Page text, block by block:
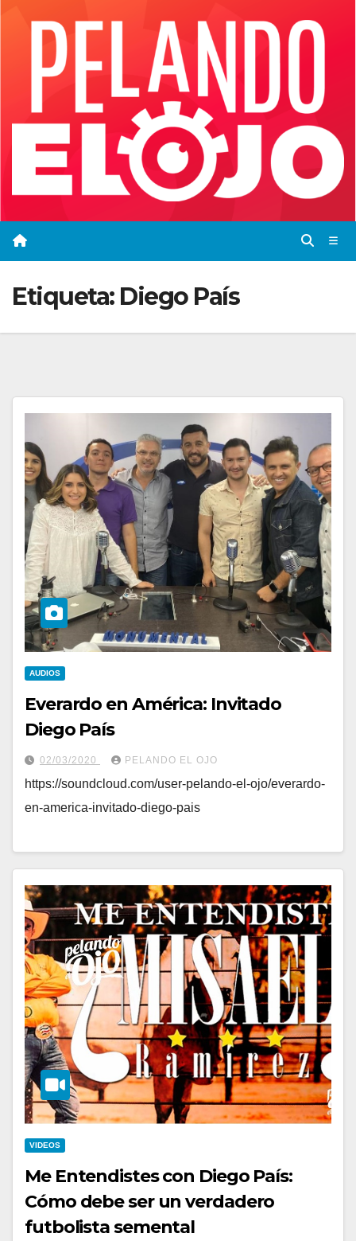
Etiqueta: Diego País
AUDIOS
Everardo en América: Invitado
Diego País
02/03/2020 PELANDO EL OJO
https://soundcloud.com/user-pelando-el-ojo/everardo-
en-america-invitado-diego-pais
VIDEOS
Me Entendistes con Diego País:
Cómo debe ser un verdadero
futbolista semental